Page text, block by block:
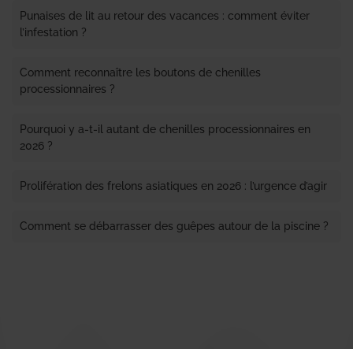
Punaises de lit au retour des vacances : comment éviter
l’infestation ?
Comment reconnaître les boutons de chenilles
processionnaires ?
Pourquoi y a-t-il autant de chenilles processionnaires en
2026 ?
Prolifération des frelons asiatiques en 2026 : l’urgence d’agir
Comment se débarrasser des guêpes autour de la piscine ?